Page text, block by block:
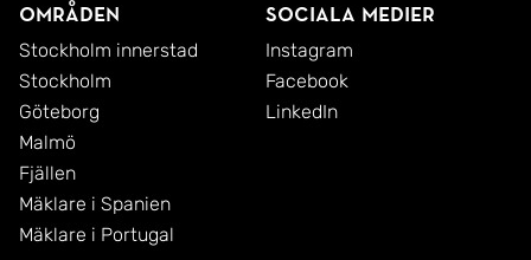
Områden
Stockholm innerstad
Stockholm
Göteborg
Malmö
Fjällen
Mäklare i Spanien
Mäklare i Portugal
Sociala medier
Instagram
Facebook
LinkedIn